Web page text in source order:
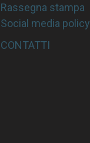
Rassegna stampa
Social media policy
CONTATTI